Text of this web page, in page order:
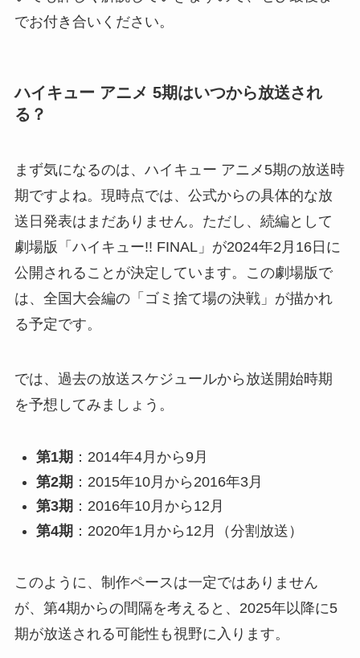
でお付き合いください。
ハイキュー アニメ 5期はいつから放送され
る？
まず気になるのは、ハイキュー アニメ5期の放送時
期ですよね。現時点では、公式からの具体的な放
送日発表はまだありません。ただし、続編として
劇場版「ハイキュー!! FINAL」が2024年2月16日に
公開されることが決定しています。この劇場版で
は、全国大会編の「ゴミ捨て場の決戦」が描かれ
る予定です。
では、過去の放送スケジュールから放送開始時期
を予想してみましょう。
第1期 ：2014年4月から9月
第2期 ：2015年10月から2016年3月
第3期 ：2016年10月から12月
第4期 ：2020年1月から12月（分割放送）
このように、制作ペースは一定ではありません
が、第4期からの間隔を考えると、2025年以降に5
期が放送される可能性も視野に入ります。